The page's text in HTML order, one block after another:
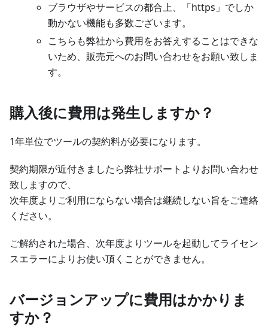
ブラウザやサービスの都合上、「https」でしか
動かない機能も多数ございます。
こちらも弊社から費用をお答えすることはできな
いため、販売元へのお問い合わせをお願い致しま
す。
購入後に費用は発生しますか？
1年単位でツールの契約料が必要になります。
契約期限が近付きましたら弊社サポートよりお問い合わせ
致しますので、
次年度よりご利用にならない場合は継続しない旨をご連絡
ください。
ご解約された場合、次年度よりツールを起動してライセン
スエラーによりお使い頂くことができません。
バージョンアップに費用はかかりま
すか？